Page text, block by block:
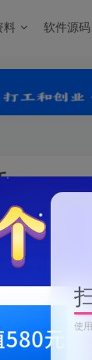
料 软件源码
品涨粉5万+，单
使用